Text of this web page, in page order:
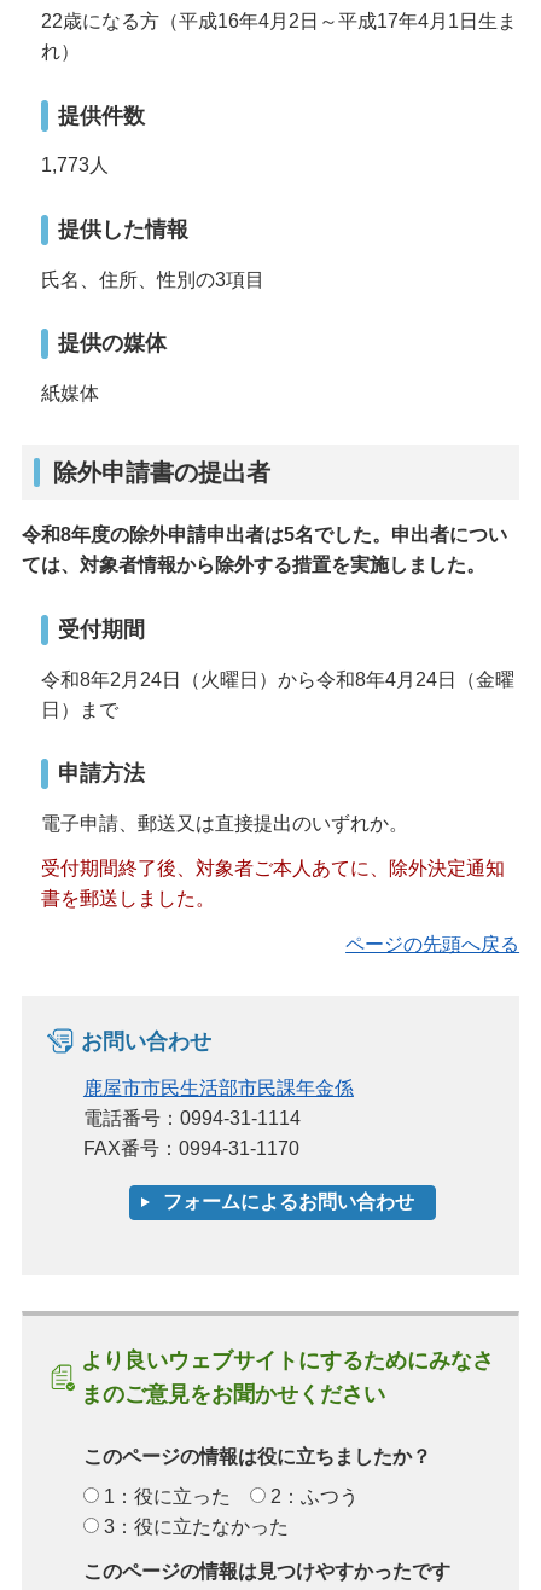
22歳になる方（平成16年4月2日～平成17年4月1日生ま
れ）
提供件数
1,773人
提供した情報
氏名、住所、性別の3項目
提供の媒体
紙媒体
除外申請書の提出者
令和8年度の除外申請申出者は5名でした。申出者につい
ては、対象者情報から除外する措置を実施しました。
受付期間
令和8年2月24日（火曜日）から令和8年4月24日（金曜
日）まで
申請方法
電子申請、郵送又は直接提出のいずれか。
受付期間終了後、対象者ご本人あてに、除外決定通知
書を郵送しました。
ページの先頭へ戻る
お問い合わせ
鹿屋市市民生活部市民課年金係
電話番号：0994-31-1114
FAX番号：0994-31-1170
より良いウェブサイトにするためにみなさ
まのご意見をお聞かせください
このページの情報は役に立ちましたか？
1：役に立った
2：ふつう
3：役に立たなかった
このページの情報は見つけやすかったです